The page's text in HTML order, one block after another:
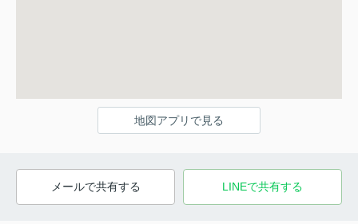
地図アプリで見る
メールで共有する LINEで共有する